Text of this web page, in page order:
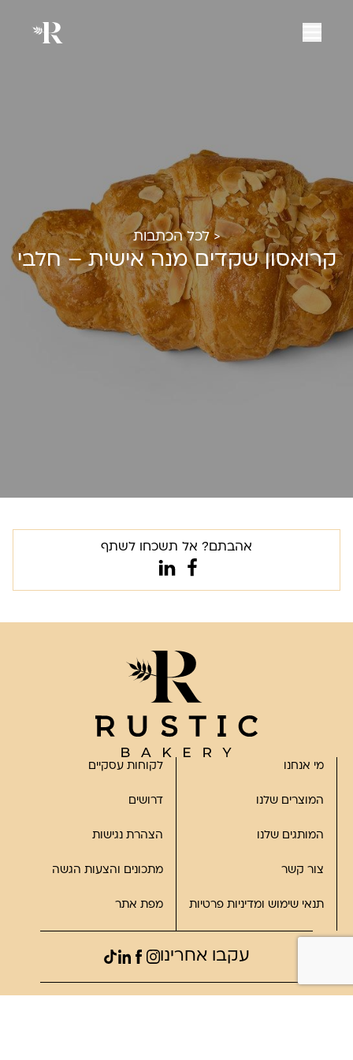
< לכל הכתבות
קרואסון שקדים מנה אישית – חלבי
אהבתם? אל תשכחו לשתף
מי אנחנו לקוחות עסקיים
המוצרים שלנו דרושים
המותגים שלנו הצהרת נגישות
צור קשר מתכונים והצעות הגשה
תנאי שימוש ומדיניות פרטיות מפת אתר
עקבו אחרינו